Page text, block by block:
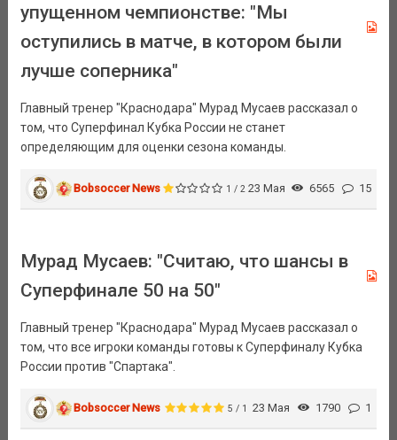
упущенном чемпионстве: "Мы
оступились в матче, в котором были
лучше соперника"
Главный тренер "Краснодара" Мурад Мусаев рассказал о
том, что Суперфинал Кубка России не станет
определяющим для оценки сезона команды.
Bobsoccer News 1 / 2 23 Мая 6565 15
Мурад Мусаев: "Считаю, что шансы в
Суперфинале 50 на 50"
Главный тренер "Краснодара" Мурад Мусаев рассказал о
том, что все игроки команды готовы к Суперфиналу Кубка
России против "Спартака".
Bobsoccer News 5 / 1 23 Мая 1790 1